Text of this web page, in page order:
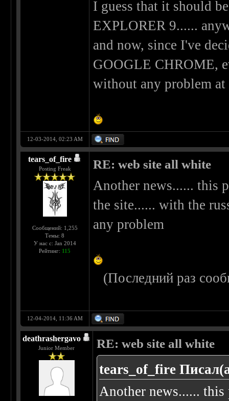
I guess that it should
EXPLORER 9......
and now, since I've
GOOGLE CHROME,
without any problem
12-03-2014, 02:23 AM
tears_of_fire
Posting Freak
Сообщений: 1,255
Темы: 8
У нас с: Jan 2014
Рейтинг: 115
RE: web site all white
Another news...... this
the site...... with the
any problem
(Последний раз
12-04-2014, 11:36 AM
deathrashergavo
Junior Member RE: web site all white
tears_of_fire
Another news......